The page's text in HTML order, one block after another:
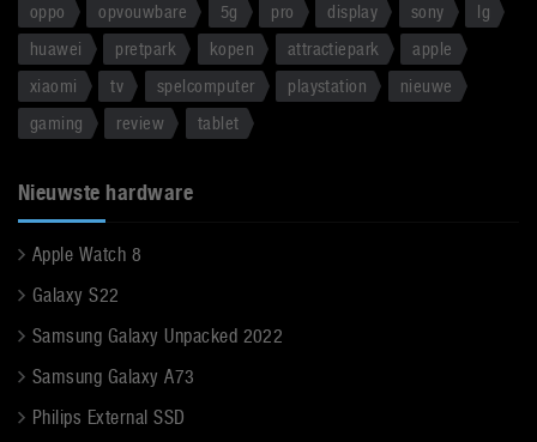
oppo
opvouwbare 5g pro display sony
lg
huawei
pretpark kopen attractiepark
apple
xiaomi
tv spelcomputer playstation
nieuwe
gaming
review tablet
Nieuwste hardware
Apple Watch 8
Galaxy S22
Samsung Galaxy Unpacked 2022
Samsung Galaxy A73
Philips External SSD